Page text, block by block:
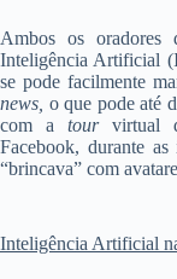
Ambos os oradores
Inteligência Artificial
se pode facilmente
news, o que pode até
com a tour virtual
Facebook, durante
“brincava” com
Inteligência Artificial